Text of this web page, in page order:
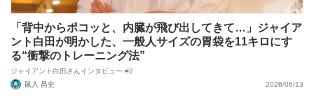
「背中からポコッと、内臓が飛び出してきて…」ジャイア
ント白田が明かした、一般人サイズの胃袋を11キロにす
る“衝撃のトレーニング法”
ジャイアント白田さんインタビュー #2
鼠入 昌史
2026/06/13